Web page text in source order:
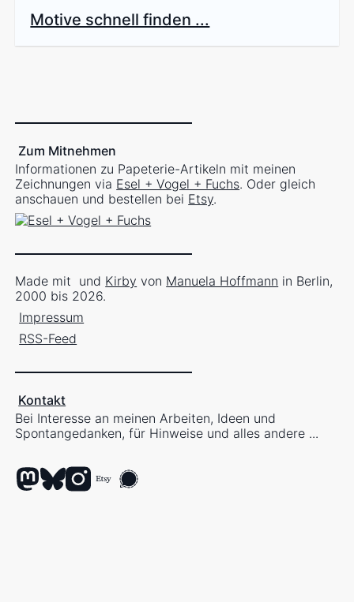
Motive schnell finden ...
Zum Mitnehmen
Informationen zu Papeterie-Artikeln mit meinen
Zeichnungen via Esel + Vogel + Fuchs. Oder gleich
anschauen und bestellen bei Etsy.
Made mit und Kirby von Manuela Hoffmann in Berlin,
2000 bis 2026.
Impressum
RSS-Feed
Kontakt
Bei Interesse an meinen Arbeiten, Ideen und
Spontangedanken, für Hinweise und alles andere ...